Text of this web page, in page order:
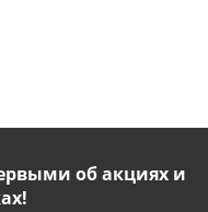
об акциях и